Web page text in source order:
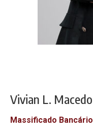
Vivian L. Macedo
Massificado Bancário